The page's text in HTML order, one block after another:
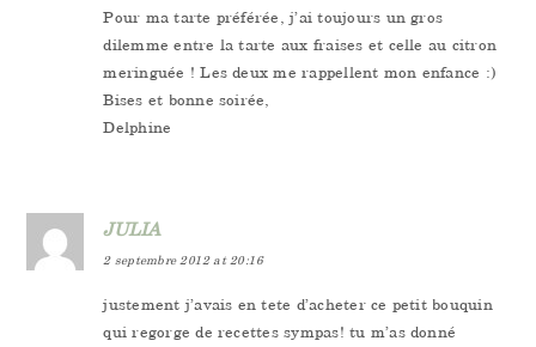
Pour ma tarte préférée, j’ai toujours un gros
dilemme entre la tarte aux fraises et celle au citron
meringuée ! Les deux me rappellent mon enfance :)
Bises et bonne soirée,
Delphine
JULIA
2 septembre 2012 at 20:16
justement j’avais en tete d’acheter ce petit bouquin
qui regorge de recettes sympas! tu m’as donné